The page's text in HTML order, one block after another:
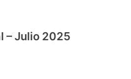
– Julio 2025